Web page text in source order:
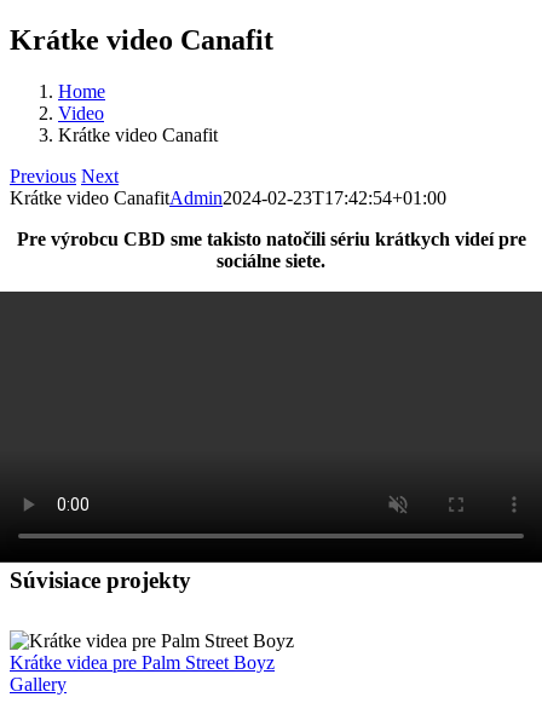
Krátke video Canafit
Home
Video
Krátke video Canafit
Previous Next
Krátke video CanafitAdmin2024-02-23T17:42:54+01:00
Pre výrobcu CBD sme takisto natočili sériu krátkych videí pre
sociálne siete.
Súvisiace projekty
Krátke videa pre Palm Street Boyz
Gallery